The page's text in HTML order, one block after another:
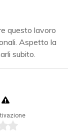
questo lavoro
Aspetto la
subito.